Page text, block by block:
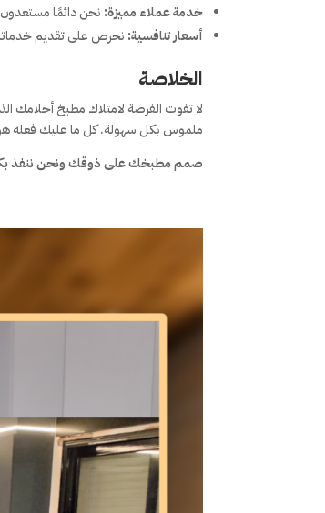
خدمة عملاء مميزة: نحن دائمًا مستعدون
أسعار تنافسية: نحرص على تقديم
الخلاصة
لا تفوت الفرصة لامتلاك مطبخ أحلامك
ملموس بكل سهولة. كل ما عليك فعله
صمم مطبخك على ذوقك ونحن ننفذ